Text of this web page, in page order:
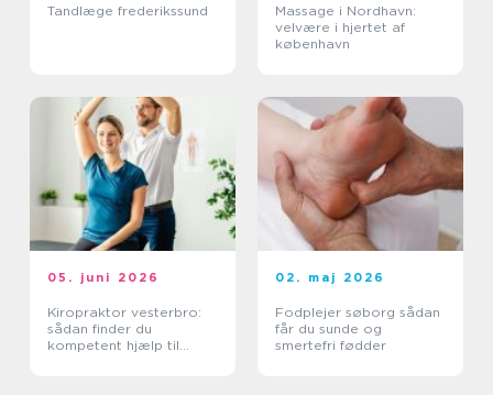
Tandlæge frederikssund
Massage i Nordhavn:
velvære i hjertet af
københavn
05. juni 2026
Kiropraktor vesterbro:
sådan finder du
kompetent hjælp til
02. maj 2026
Fodplejer søborg sådan
får du sunde og
smertefri fødder